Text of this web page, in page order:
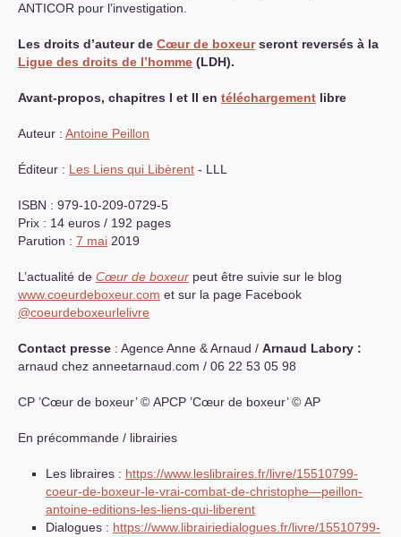
ANTICOR pour l’investigation.
Les droits d’auteur de Cœur de boxeur seront reversés à la
Ligue des droits de l’homme (LDH).
Avant-propos, chapitres I et II en téléchargement libre
Auteur : Antoine Peillon
Éditeur : Les Liens qui Libèrent - LLL
ISBN : 979-10-209-0729-5
Prix : 14 euros / 192 pages
Parution : 7 mai 2019
L’actualité de Cœur de boxeur peut être suivie sur le blog
www.coeurdeboxeur.com et sur la page Facebook
@coeurdeboxeurlelivre
Contact presse : Agence Anne & Arnaud / Arnaud Labory :
arnaud chez anneetarnaud.com / 06 22 53 05 98
CP ’Cœur de boxeur’ © APCP ’Cœur de boxeur’ © AP
En précommande / librairies
Les libraires : https://www.leslibraires.fr/livre/15510799-
coeur-de-boxeur-le-vrai-combat-de-christophe—peillon-
antoine-editions-les-liens-qui-liberent
Dialogues : https://www.librairiedialogues.fr/livre/15510799-